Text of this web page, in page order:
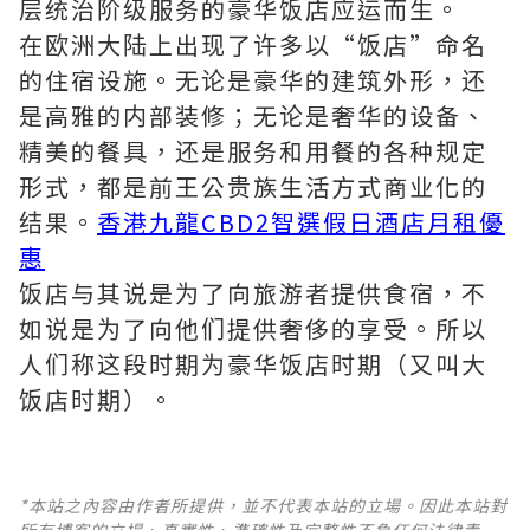
层统治阶级服务的豪华饭店应运而生。
在欧洲大陆上出现了许多以“饭店”命名
的住宿设施。无论是豪华的建筑外形，还
是高雅的内部装修；无论是奢华的设备、
精美的餐具，还是服务和用餐的各种规定
形式，都是前王公贵族生活方式商业化的
结果。 香港九龍CBD2智選假日酒店月租優
惠
饭店与其说是为了向旅游者提供食宿，不
如说是为了向他们提供奢侈的享受。所以
人们称这段时期为豪华饭店时期（又叫大
饭店时期）。
*本站之內容由作者所提供，並不代表本站的立場。因此本站對